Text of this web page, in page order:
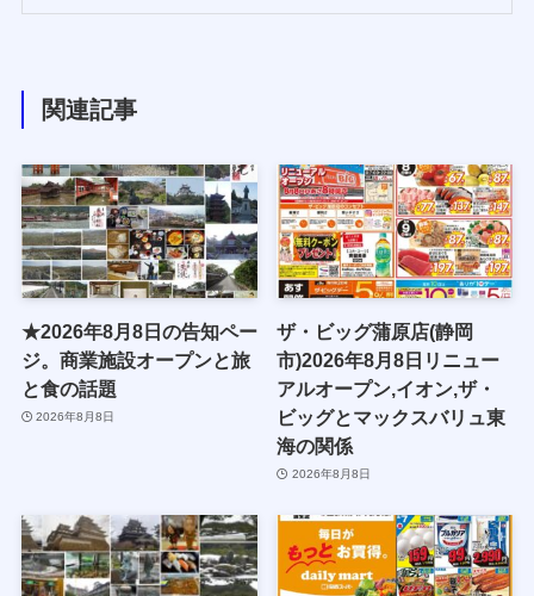
関連記事
★2026年8月8日の告知ペー
ジ。商業施設オープンと旅
と食の話題
2026年8月8日
ザ・ビッグ蒲原店(静岡
市)2026年8月8日リニュー
アルオープン,イオン,ザ・
ビッグとマックスバリュ東
海の関係
2026年8月8日